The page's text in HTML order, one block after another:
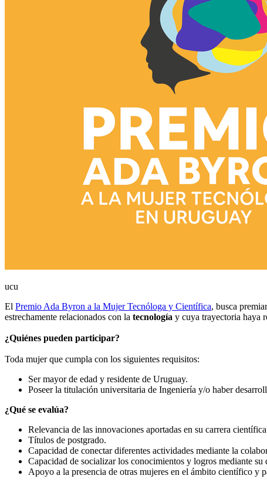
ucu
El Premio Ada Byron a la Mujer Tecnóloga y Científica, busca
estrechamente relacionados con la tecnología y cuya trayectoria haya
¿Quiénes pueden participar?
Toda mujer que cumpla con los siguientes requisitos:
Ser mayor de edad y residente de Uruguay.
Poseer la titulación universitaria de Ingeniería y/o haber
¿Qué se evalúa?
Relevancia de las innovaciones aportadas en su carrera
Títulos de postgrado.
Capacidad de conectar diferentes actividades mediante la
Capacidad de socializar los conocimientos y logros mediante
Apoyo a la presencia de otras mujeres en el ámbito científico y